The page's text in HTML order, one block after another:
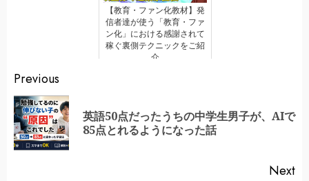
【教育・ファン化教材】発
信者達が使う「教育・ファ
ン化」における感謝されて
稼ぐ裏側テクニックをご紹
介
Continue
Reading
Previous
英語50点だったうちの中学生男子が、AIで
85点とれるようになった話
Next